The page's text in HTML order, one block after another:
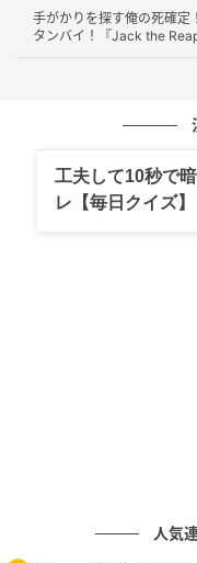
和瀬「…もう一度言
ん、俺は…」
手がかりを探す俺の死確定
タンバイ！『Jack the
工夫して10秒で
レ【毎日クイズ】
人気